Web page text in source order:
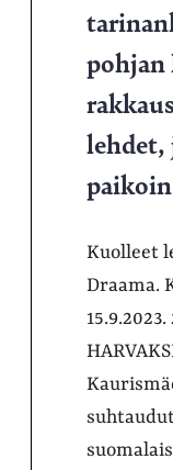
pohjan
Kuolleet
Draama.